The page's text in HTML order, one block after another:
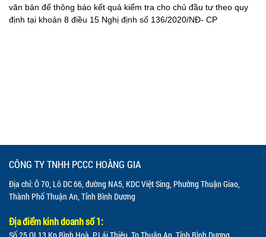
văn bản để thông báo kết quả kiểm tra cho chủ đầu tư theo quy
định tại khoản 8 điều 15 Nghị định số 136/2020/NĐ- CP
CÔNG TY TNHH PCCC HOÀNG GIA
Địa chỉ: Ô 70, Lô DC 66, đường NA5, KDC Việt Sing, Phường Thuận Giao,
Thành Phố Thuận An, Tỉnh Bình Dương
Địa điểm kinh doanh số 1:
Số 25 QL13 Kp.Bình Hoà, P.Lái Thiêu, Tp.Thuận An, Tỉnh Bình Dương